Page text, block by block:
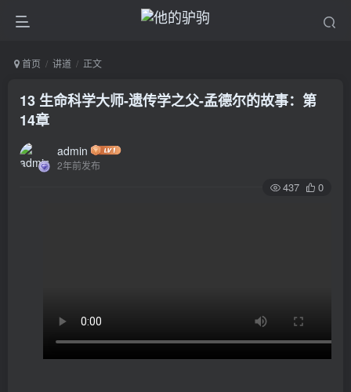
首页 讲道 正文
13 生命科学大师-遗传学之父-孟德尔的故事：第
14章
admin
2年前发布
437 0